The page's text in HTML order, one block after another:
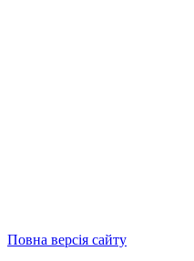
Повна версія сайту